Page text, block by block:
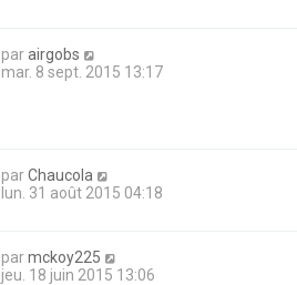
parairgobs
mar. 8 sept. 2015 13:17
parChaucola
lun. 31 août 2015 04:18
parmckoy225
jeu. 18 juin 2015 13:06